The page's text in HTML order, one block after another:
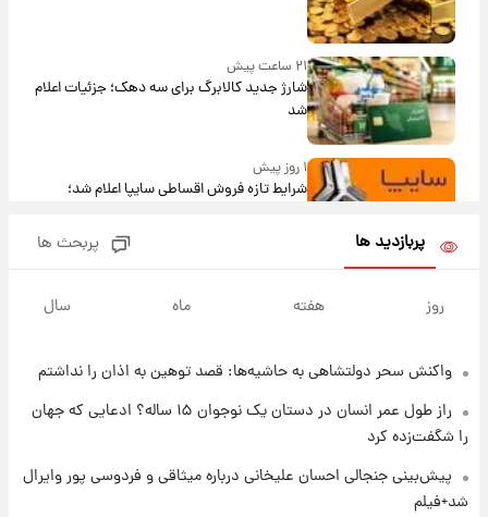
۲۱ ساعت پیش
شارژ جدید کالابرگ برای سه دهک؛ جزئیات اعلام
شد
۱ روز پیش
شرایط تازه فروش اقساطی سایپا اعلام شد؛
قیمت سکه و طلا فردا
۱ روز پیش
۱ روز پیش
پربازدید ها پربحث ها
روز هفته ماه سال
واکنش سحر دولتشاهی به حاشیه‌ها: قصد توهین به اذان را نداشتم
راز طول عمر انسان در دستان یک نوجوان ۱۵ ساله؟ ادعایی که جهان
را شگفت‌زده کرد
پیش‌بینی جنجالی احسان علیخانی درباره میثاقی و فردوسی پور وایرال
شد+فیلم